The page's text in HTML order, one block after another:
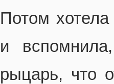
Потом хотела
и
рыцарь, что